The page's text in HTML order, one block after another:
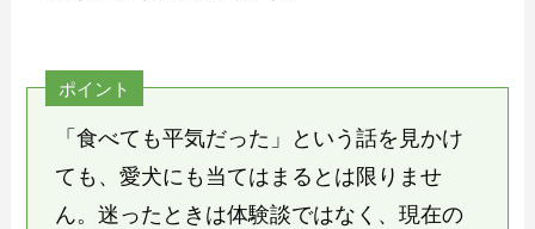
ポイント
「食べても平気だった」という話を見かけ
ても、愛犬にも当てはまるとは限りませ
ん。迷ったときは体験談ではなく、現在の